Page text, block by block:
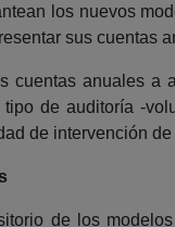
los nuevos
sus cuentas
cuentas anuales
de auditoría -
de intervención
de los